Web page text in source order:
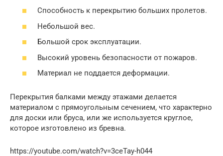
Способность к перекрытию больших пролетов.
Небольшой вес.
Большой срок эксплуатации.
Высокий уровень безопасности от пожаров.
Материал не поддается деформации.
Перекрытия балками между этажами делается
материалом с прямоугольным сечением, что характерно
для доски или бруса, или же используется круглое,
которое изготовлено из бревна.
https://youtube.com/watch?v=3ceTay-h044